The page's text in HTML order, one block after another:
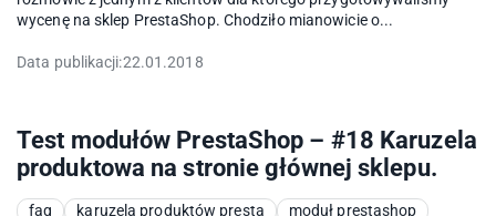
wycenę na sklep PrestaShop. Chodziło mianowicie o...
Data publikacji:22.01.2018
Test modułów PrestaShop – #18 Karuzela
produktowa na stronie głównej sklepu.
faq karuzela produktów presta
moduł prestashop